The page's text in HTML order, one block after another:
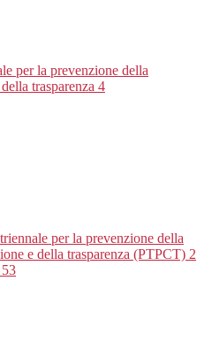
per la prevenzione della
trasparenza 4
per la prevenzione della
e della trasparenza (PTPCT) 2
53